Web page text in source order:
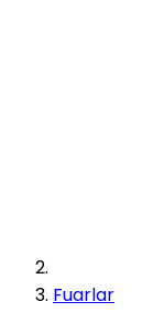
Fuarlar